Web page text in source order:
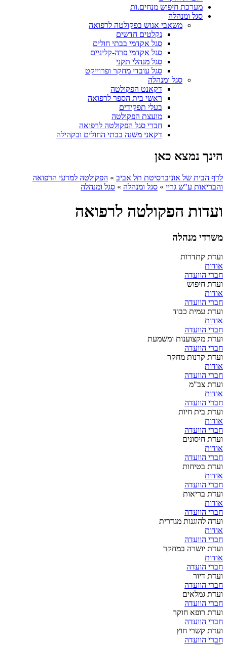
מערכת חיפוש מנחים.ות
סגל ומנהלה
משאבי אנוש בפקולטה לרפואה
נקלטים חדשים
סגל אקדמי בבתי חולים
סגל אקדמי פרה-קליניים
סגל מנהלי תקני
סגל עובדי מחקר ופרוייקט
סגל ומנהלה
דקאנט הפקולטה
ראשי בית הספר לרפואה
בעלי תפקידים
מועצת הפקולטה
חברי סגל הפקולטה לרפואה
דקאני משנה בבתי החולים ובקהילה
הינך נמצא כאן
לדף הבית של אוניברסיטת תל אביב » הפקולטה למדעי הרפואה
והבריאות ע"ש גריי » סגל ומנהלה » סגל ומנהלה
ועדות הפקולטה לרפואה
משרדי מנהלה
ועדת קתדרות
אודות
חברי הוועדה
ועדת חיפוש
אודות
חברי הוועדה
ועדת עמית כבוד
אודות
חברי הוועדה
ועדת מקצוענות ומשמעת
חברי הוועדה
ועדת קרנות מחקר
אודות
חברי הוועדה
ועדת צב"מ
אודות
חברי הוועדה
ועדת בית חיות
אודות
חברי הוועדה
ועדת חיסונים
אודות
חברי הוועדה
ועדת בטיחות
אודות
חברי הוועדה
ועדת בריאות
אודות
חברי הוועדה
ועדה להוגנות מגדרית
אודות
חברי הוועדה
ועדת יושרה במחקר
אודות
חברי הועדה
ועדת דיור
חברי הוועדה
ועדת גמלאים
חברי הוועדה
ועדת רופא חוקר
חברי הוועדה
ועדת קשרי חוץ
חברי הוועדה